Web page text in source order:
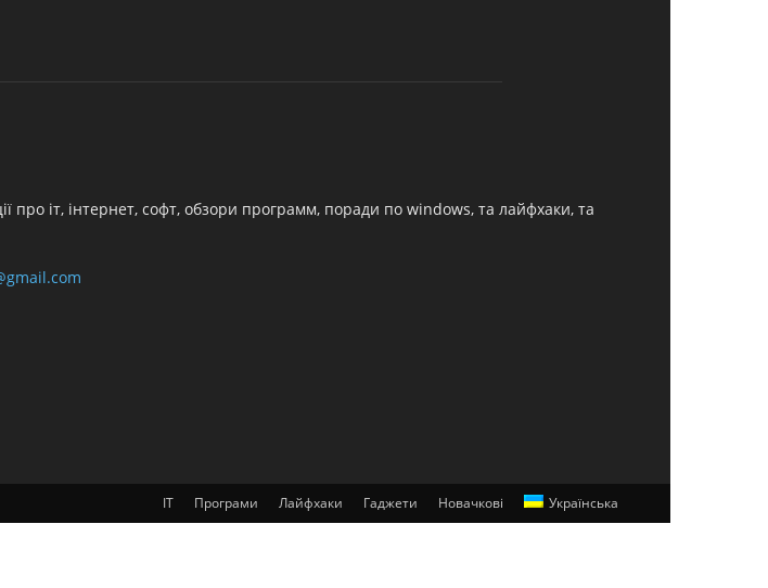
про іт, інтернет, софт, обзори программ, поради по windows, та лайфхаки, та
IT Програми Лайфхаки Гаджети Новачкові Українська